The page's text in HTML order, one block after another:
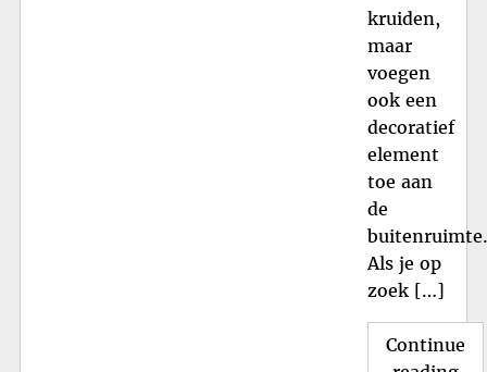
kruiden,
maar
voegen
ook een
decoratief
element
toe aan
de
buitenruimte.
Als je op
zoek […]
Continue